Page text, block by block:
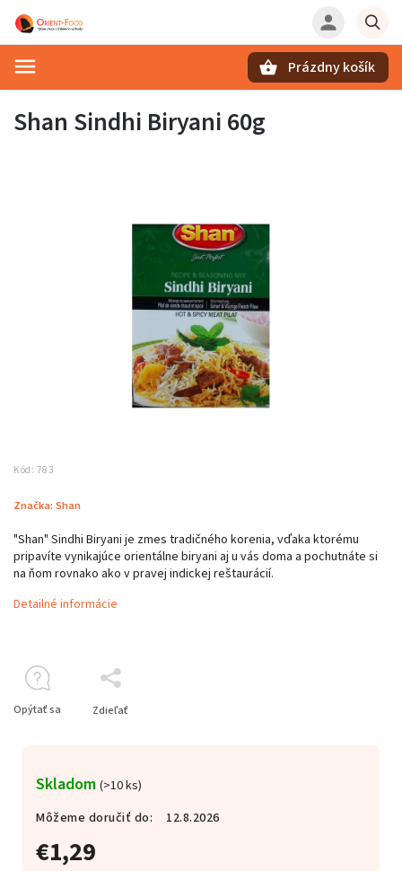
Prázdny košík
Shan Sindhi Biryani 60g
Kód: 783
Značka: Shan
€1,29
Skladom (>10 ks)
Môžeme doručiť do:
12.8.2026
"Shan" Sindhi Biryani je zmes tradičného korenia, vďaka ktorému
pripavíte vynikajúce orientálne biryani aj u vás doma a pochutnáte si
na ňom rovnako ako v pravej indickej reštaurácií.
Detailné informácie
Opýtať sa Zdieľať